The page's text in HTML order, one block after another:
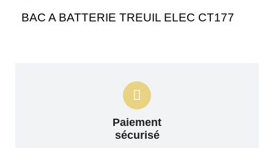
BAC A BATTERIE TREUIL ELEC CT177
Paiement
sécurisé